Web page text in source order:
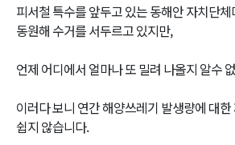
피서철 특수를 앞두고 있는 동해안 자치단
동원해 수거를 서두르고 있지만,
언제 어디에서 얼마나 또 밀려 나올지 알수
이러다 보니 연간 해양쓰레기 발생량에 대
쉽지 않습니다.